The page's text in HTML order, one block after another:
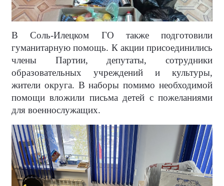
В Соль-Илецком ГО также подготовили
гуманитарную помощь. К акции присоединились
члены Партии, депутаты, сотрудники
образовательных учреждений и культуры,
жители округа. В наборы помимо необходимой
помощи вложили письма детей с пожеланиями
для военнослужащих.